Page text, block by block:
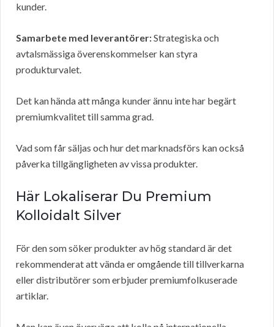
kunder.
Samarbete med leverantörer:Strategiska och
avtalsmässiga överenskommelser kan styra
produkturvalet.
Det kan hända att många kunder ännu inte har begärt
premiumkvalitet till samma grad.
Vad som får säljas och hur det marknadsförs kan också
påverka tillgängligheten av vissa produkter.
Här Lokaliserar Du Premium
Kolloidalt Silver
För den som söker produkter av hög standard är det
rekommenderat att vända er omgående till tillverkarna
eller distributörer som erbjuder premiumfolkuserade
artiklar.